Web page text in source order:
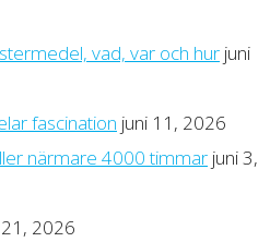
vad, var och hur juni
fascination juni 11, 2026
närmare 4000 timmar juni 3,
2026